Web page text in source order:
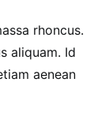
rhoncus.
aliquam. Id
aenean